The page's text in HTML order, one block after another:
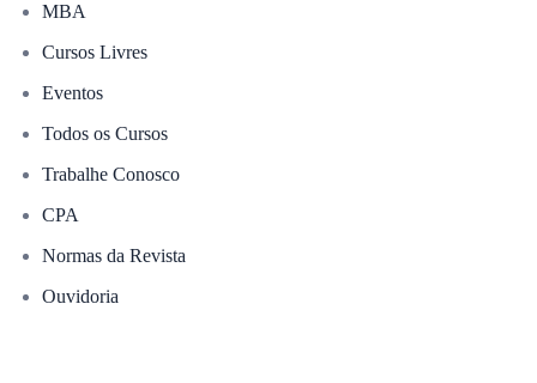
MBA
Cursos Livres
Eventos
Todos os Cursos
Trabalhe Conosco
CPA
Normas da Revista
Ouvidoria